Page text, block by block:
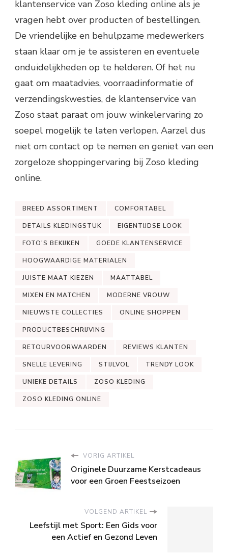
klantenservice van Zoso kleding online als je
vragen hebt over producten of bestellingen.
De vriendelijke en behulpzame medewerkers
staan klaar om je te assisteren en eventuele
onduidelijkheden op te helderen. Of het nu
gaat om maatadvies, voorraadinformatie of
verzendingskwesties, de klantenservice van
Zoso staat paraat om jouw winkelervaring zo
soepel mogelijk te laten verlopen. Aarzel dus
niet om contact op te nemen en geniet van een
zorgeloze shoppingervaring bij Zoso kleding
online.
BREED ASSORTIMENT COMFORTABEL
DETAILS KLEDINGSTUK EIGENTIJDSE LOOK
FOTO'S BEKIJKEN GOEDE KLANTENSERVICE
HOOGWAARDIGE MATERIALEN
JUISTE MAAT KIEZEN MAATTABEL
MIXEN EN MATCHEN MODERNE VROUW
NIEUWSTE COLLECTIES ONLINE SHOPPEN
PRODUCTBESCHRIJVING
RETOURVOORWAARDEN REVIEWS KLANTEN
SNELLE LEVERING STIJLVOL TRENDY LOOK
UNIEKE DETAILS ZOSO KLEDING
ZOSO KLEDING ONLINE
VORIG ARTIKEL
Originele Duurzame Kerstcadeaus
voor een Groen Feestseizoen
VOLGEND ARTIKEL
Leefstijl met Sport: Een Gids voor
een Actief en Gezond Leven